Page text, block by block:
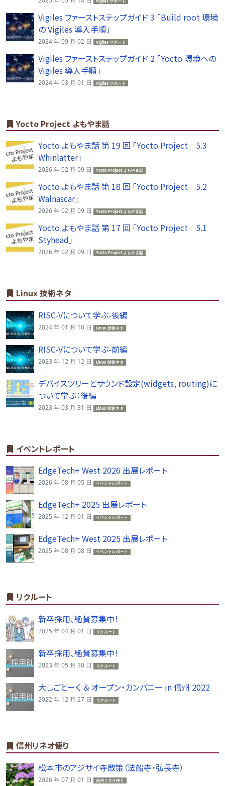
Vigiles ファーストステップガイド 3 「Build root 環境
の Vigiles 導入手順」
2024 年 09 月 02 日 Vigiles サポート
Vigiles ファーストステップガイド 2 「Yocto 環境への
Vigiles 導入手順」
2024 年 03 月 01 日 Vigiles サポート
Yocto Project よもやま話
Yocto よもやま話 第 19 回 「Yocto Project 5.3
Whinlatter」
2026 年 02 月 09 日 Yocto Project よもやま話
Yocto よもやま話 第 18 回 「Yocto Project 5.2
Walnascar」
2026 年 02 月 09 日 Yocto Project よもやま話
Yocto よもやま話 第 17 回 「Yocto Project 5.1
Styhead」
2026 年 02 月 09 日 Yocto Project よもやま話
Linux 技術ネタ
RISC-Vについて学ぶ-後編
2024 年 01 月 10 日 Linux 技術ネタ
RISC-Vについて学ぶ-前編
2023 年 12 月 12 日 Linux 技術ネタ
デバイスツリーとサウンド設定(widgets, routing)に
ついて学ぶ：後編
2023 年 03 月 31 日 Linux 技術ネタ
イベントレポート
EdgeTech+ West 2026 出展レポート
2026 年 08 月 05 日 イベントレポート
EdgeTech+ 2025 出展レポート
2025 年 12 月 01 日 イベントレポート
EdgeTech+ West 2025 出展レポート
2025 年 08 月 08 日 イベントレポート
リクルート
新卒採用、絶賛募集中！
2025 年 04 月 01 日 リクルート
新卒採用、絶賛募集中！
2023 年 05 月 30 日 リクルート
大しごとーく ＆ オープン・カンパニー in 信州 2022
2022 年 12 月 27 日 リクルート
信州リネオ便り
松本市のアジサイ寺散策（法船寺・弘長寺）
2026 年 07 月 01 日 信州リネオ便り